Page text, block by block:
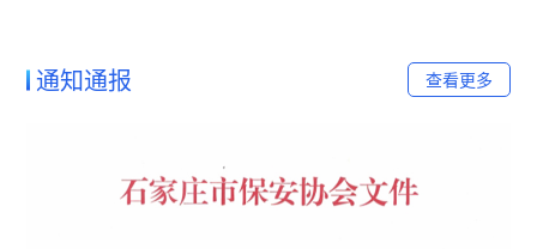
通知通报 查看更多